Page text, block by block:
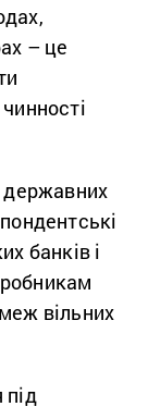
– це
державних
банків і
вільних